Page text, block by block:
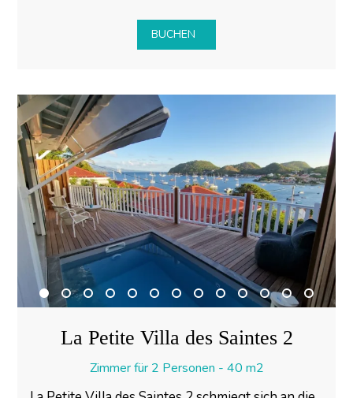
BUCHEN
La Petite Villa des Saintes 2
Zimmer für 2 Personen - 40 m2